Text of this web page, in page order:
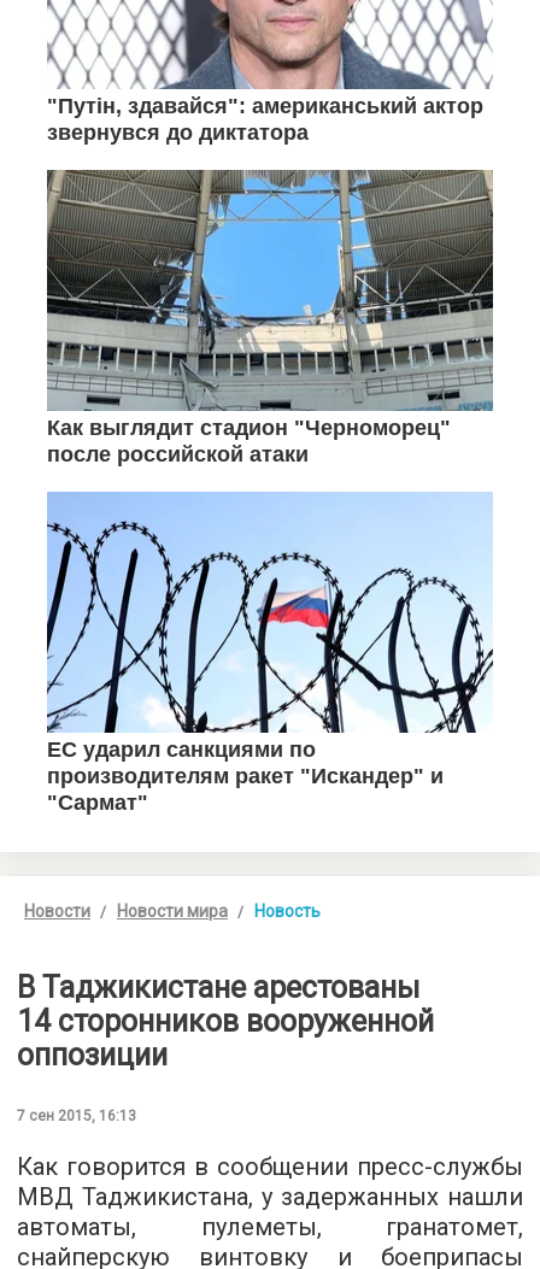
Новости Новости мира Новость
В Таджикистане арестованы
14 сторонников вооруженной
оппозиции
7 сен 2015, 16:13
Как говорится в сообщении пресс-службы
МВД Таджикистана, у задержанных нашли
автоматы, пулеметы, гранатомет,
снайперскую винтовку и боеприпасы